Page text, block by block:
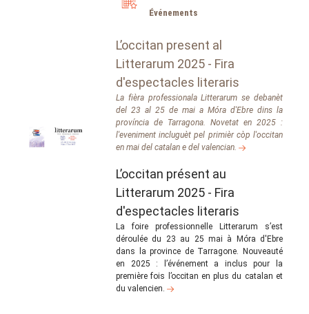
Événements
L’occitan present al
Litterarum 2025 - Fira
d'espectacles literaris
La fièra professionala Litterarum se debanèt
del 23 al 25 de mai a Móra d'Ebre dins la
província de Tarragona. Novetat en 2025 :
l'eveniment incluguèt pel primièr còp l'occitan
en mai del catalan e del valencian.
L’occitan présent au
Litterarum 2025 - Fira
d'espectacles literaris
La foire professionnelle Litterarum s’est
déroulée du 23 au 25 mai à Móra d'Ebre
dans la province de Tarragone. Nouveauté
en 2025 : l’événement a inclus pour la
première fois l’occitan en plus du catalan et
du valencien.